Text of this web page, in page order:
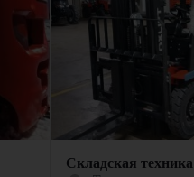
Складская техника